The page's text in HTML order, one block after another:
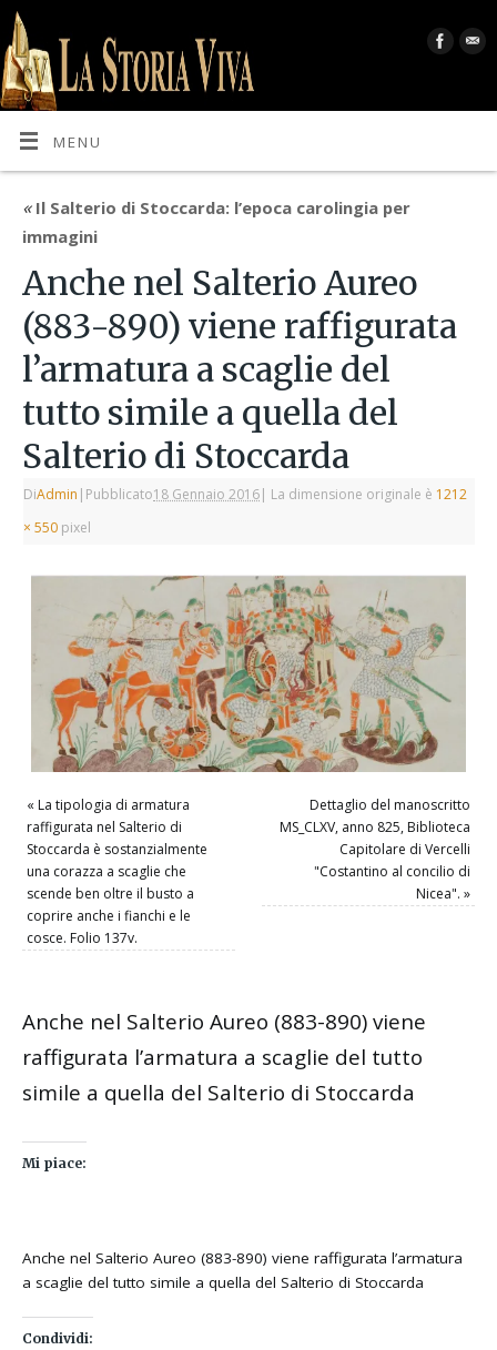
MENU
«Il Salterio di Stoccarda: l’epoca carolingia per
immagini
Anche nel Salterio Aureo
(883-890) viene raffigurata
l’armatura a scaglie del
tutto simile a quella del
Salterio di Stoccarda
DiAdmin | Pubblicato18 Gennaio 2016| La dimensione originale è 1212
× 550 pixel
« La tipologia di armatura
raffigurata nel Salterio di
Stoccarda è sostanzialmente
una corazza a scaglie che
scende ben oltre il busto a
coprire anche i fianchi e le
cosce. Folio 137v.
Dettaglio del manoscritto
MS_CLXV, anno 825, Biblioteca
Capitolare di Vercelli
"Costantino al concilio di
Nicea". »
Anche nel Salterio Aureo (883-890) viene
raffigurata l’armatura a scaglie del tutto
simile a quella del Salterio di Stoccarda
Mi piace:
Anche nel Salterio Aureo (883-890) viene raffigurata l’armatura
a scaglie del tutto simile a quella del Salterio di Stoccarda
Condividi: